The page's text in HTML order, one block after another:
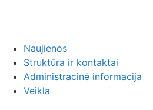
Naujienos
Struktūra ir kontaktai
Administracinė informacija
Veikla